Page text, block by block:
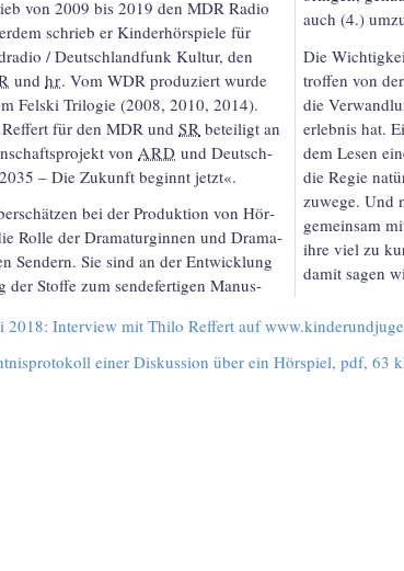
von 2009 bis 2019 den MDR Radio
schrieb er Kinder­hör­spiele für
/ Deutschland­funk Kultur, den
undhr. Vom WDR produziert wurde
Felski Trilogie (2008, 2010, 2014).
für den MDR und SR beteiligt an
von ARD und Deutsch­
– Die Zukunft beginnt jetzt«.
bei der Produktion von Hör­
Rolle der Drama­turginnen und Drama­
Sendern. Sie sind an der Entwick­lung
der Stoffe zum sende­fertigen Manus­
auch (4.)
Die
troffen von
die
erlebnis hat.
dem Lesen
die Regie
zuwege. Und
gemein­sam
ihre viel zu
damit sagen
2018: Interview mit Thilo Reffert auf
einer Diskussion über ein Hörspiel, pdf, 63